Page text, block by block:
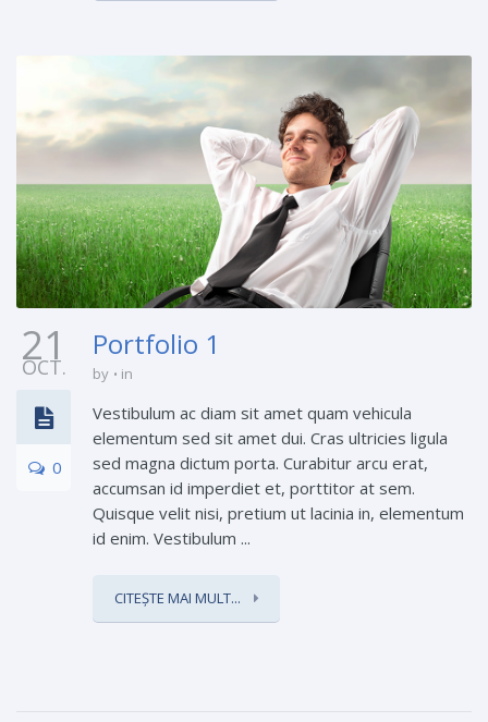
21
OCT.
0
Portfolio 1
by in
Vestibulum ac diam sit amet quam vehicula
elementum sed sit amet dui. Cras ultricies ligula
sed magna dictum porta. Curabitur arcu erat,
accumsan id imperdiet et, porttitor at sem.
Quisque velit nisi, pretium ut lacinia in, elementum
id enim. Vestibulum ...
CITEȘTE MAI MULT...